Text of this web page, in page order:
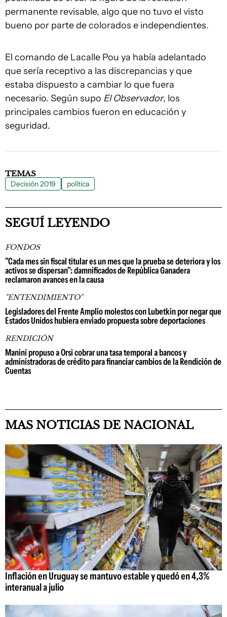
permanente revisable, algo que no tuvo el visto
bueno por parte de colorados e independientes.
El comando de Lacalle Pou ya había adelantado
que sería receptivo a las discrepancias y que
estaba dispuesto a cambiar lo que fuera
necesario. Según supo El Observador, los
principales cambios fueron en educación y
seguridad.
TEMAS
Decisión 2019 política
SEGUÍ LEYENDO
FONDOS
"Cada mes sin fiscal titular es un mes que la prueba se deteriora y los
activos se dispersan": damnificados de República Ganadera
reclamaron avances en la causa
"ENTENDIMIENTO"
Legisladores del Frente Amplio molestos con Lubetkin por negar que
Estados Unidos hubiera enviado propuesta sobre deportaciones
RENDICIÓN
Manini propuso a Orsi cobrar una tasa temporal a bancos y
administradoras de crédito para financiar cambios de la Rendición de
Cuentas
MAS NOTICIAS DE NACIONAL
Inflación en Uruguay se mantuvo estable y quedó en 4,3%
interanual a julio